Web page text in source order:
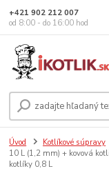
+421 902 212 007
od 8:00 - do 16:00 hod
Úvod Kotlíkové súpravy
10 L (1,2 mm) + kovová
kotlíky 0,8 L